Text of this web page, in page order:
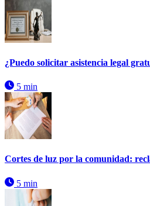
¿Puedo solicitar asistencia legal
5 min
Cortes de luz por la comunidad:
5 min